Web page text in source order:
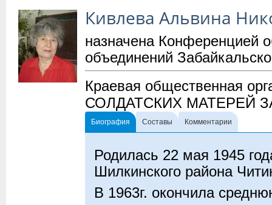
Кивлева Альвина
назначена Конференцией
объединений
Краевая общественная
СОЛДАТСКИХ МАТЕРЕЙ
Биография Составы Комментарии
Родилась 22 мая 1945
Шилкинского района
В 1963г. окончила